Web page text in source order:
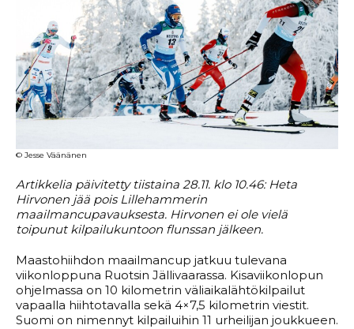
© Jesse Väänänen
Artikkelia päivitetty tiistaina 28.11. klo 10.46: Heta
Hirvonen jää pois Lillehammerin
maailmancupavauksesta. Hirvonen ei ole vielä
toipunut kilpailukuntoon flunssan jälkeen.
Maastohiihdon maailmancup jatkuu tulevana
viikonloppuna Ruotsin Jällivaarassa. Kisaviikonlopun
ohjelmassa on 10 kilometrin väliaikalähtökilpailut
vapaalla hiihtotavalla sekä 4×7,5 kilometrin viestit.
Suomi on nimennyt kilpailuihin 11 urheilijan joukkueen.